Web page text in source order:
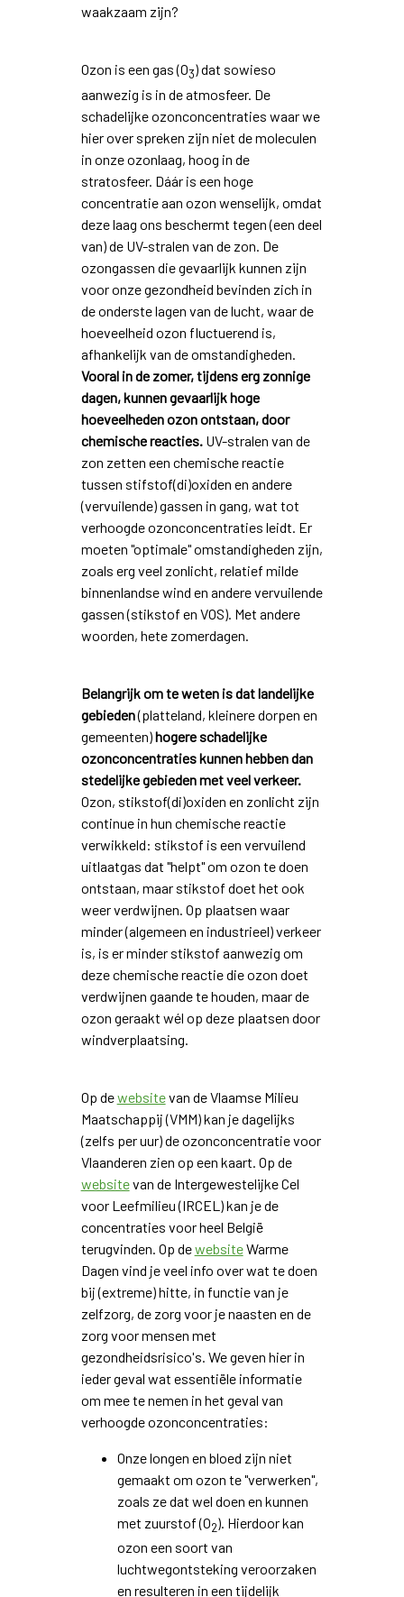
waakzaam zijn?
Ozon is een gas (O3) dat sowieso
aanwezig is in de atmosfeer. De
schadelijke ozonconcentraties waar we
hier over spreken zijn niet de moleculen
in onze ozonlaag, hoog in de
stratosfeer. Dáár is een hoge
concentratie aan ozon wenselijk, omdat
deze laag ons beschermt tegen (een deel
van) de UV-stralen van de zon. De
ozongassen die gevaarlijk kunnen zijn
voor onze gezondheid bevinden zich in
de onderste lagen van de lucht, waar de
hoeveelheid ozon fluctuerend is,
afhankelijk van de omstandigheden.
Vooral in de zomer, tijdens erg zonnige
dagen, kunnen gevaarlijk hoge
hoeveelheden ozon ontstaan, door
chemische reacties. UV-stralen van de
zon zetten een chemische reactie
tussen stifstof(di)oxiden en andere
(vervuilende) gassen in gang, wat tot
verhoogde ozonconcentraties leidt. Er
moeten "optimale" omstandigheden zijn,
zoals erg veel zonlicht, relatief milde
binnenlandse wind en andere vervuilende
gassen (stikstof en VOS). Met andere
woorden, hete zomerdagen.
Belangrijk om te weten is dat landelijke
gebieden(platteland, kleinere dorpen en
gemeenten)hogere schadelijke
ozonconcentraties kunnen hebben dan
stedelijke gebieden met veel verkeer.
Ozon, stikstof(di)oxiden en zonlicht zijn
continue in hun chemische reactie
verwikkeld: stikstof is een vervuilend
uitlaatgas dat "helpt" om ozon te doen
ontstaan, maar stikstof doet het ook
weer verdwijnen. Op plaatsen waar
minder (algemeen en industrieel) verkeer
is, is er minder stikstof aanwezig om
deze chemische reactie die ozon doet
verdwijnen gaande te houden, maar de
ozon geraakt wél op deze plaatsen door
windverplaatsing.
Op dewebsitevan de Vlaamse Milieu
Maatschappij (VMM) kan je dagelijks
(zelfs per uur) de ozonconcentratie voor
Vlaanderen zien op een kaart. Op de
websitevan de Intergewestelijke Cel
voor Leefmilieu (IRCEL) kan je de
concentraties voor heel België
terugvinden. Op dewebsiteWarme
Dagen vind je veel info over wat te doen
bij (extreme) hitte, in functie van je
zelfzorg, de zorg voor je naasten en de
zorg voor mensen met
gezondheidsrisico's. We geven hier in
ieder geval wat essentiële informatie
om mee te nemen in het geval van
verhoogde ozonconcentraties:
Onze longen en bloed zijn niet
gemaakt om ozon te "verwerken",
zoals ze dat wel doen en kunnen
met zuurstof (O2). Hierdoor kan
ozon een soort van
luchtwegontsteking veroorzaken
en resulteren in een tijdelijk